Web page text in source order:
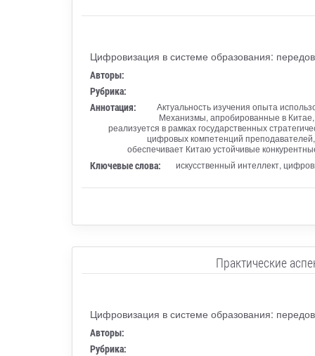
Цифровизация в системе образования:
Авторы:
Рубрика:
Аннотация:
Актуальность изучения опыта
Механизмы, апробированные в Китае,
реализуется в рамках государственных
цифровых компетенций
обеспечивает Китаю устойчивые
Ключевые слова: искусственный интеллект,
Практические
Цифровизация в системе образования:
Авторы:
Рубрика: